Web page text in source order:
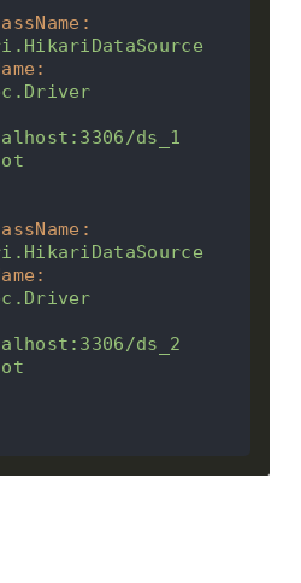
:
:
ds_1
:
:
ds_2